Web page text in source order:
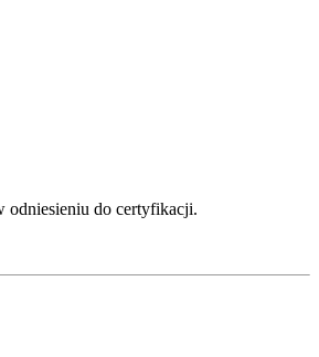
odniesieniu do certyfikacji.